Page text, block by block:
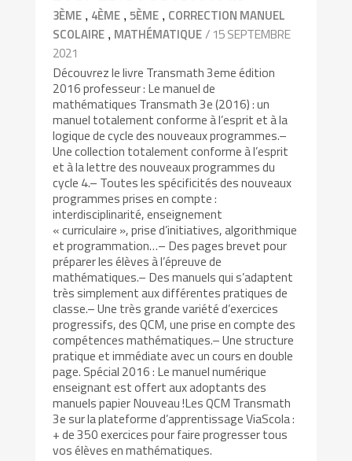
3ÈME , 4ÈME ,5ÈME , CORRECTION MANUEL
SCOLAIRE , MATHÉMATIQUE/ 15 SEPTEMBRE
2021
Découvrez le livre Transmath 3eme édition
2016 professeur : Le manuel de
mathématiques Transmath 3e (2016) : un
manuel totalement conforme à l’esprit et à la
logique de cycle des nouveaux programmes.–
Une collection totalement conforme à l’esprit
et à la lettre des nouveaux programmes du
cycle 4.– Toutes les spécificités des nouveaux
programmes prises en compte :
interdisciplinarité, enseignement
« curriculaire », prise d’initiatives, algorithmique
et programmation…– Des pages brevet pour
préparer les élèves à l’épreuve de
mathématiques.– Des manuels qui s’adaptent
très simplement aux différentes pratiques de
classe.– Une très grande variété d’exercices
progressifs, des QCM, une prise en compte des
compétences mathématiques.– Une structure
pratique et immédiate avec un cours en double
page. Spécial 2016 : Le manuel numérique
enseignant est offert aux adoptants des
manuels papier Nouveau !Les QCM Transmath
3e sur la plateforme d’apprentissage ViaScola :
+ de 350 exercices pour faire progresser tous
vos élèves en mathématiques.